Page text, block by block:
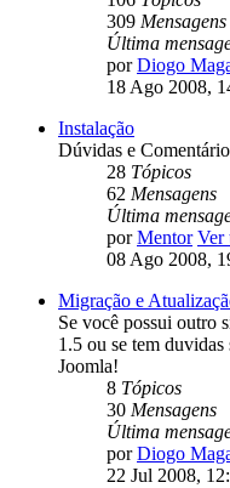
309 Mensagens
Última
porDiogo
18 Ago 2008,
Instalação
Dúvidas e
28 Tópicos
62 Mensagens
Última
porMentor Ver
08 Ago 2008,
Migração e
Se você possui outro
1.5 ou se tem
Joomla!
8 Tópicos
30 Mensagens
Última
porDiogo
22 Jul 2008,